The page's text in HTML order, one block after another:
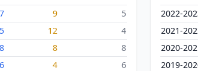
9
5
12
4
8
8
4 6
2022-
2021-
2020-
2019-